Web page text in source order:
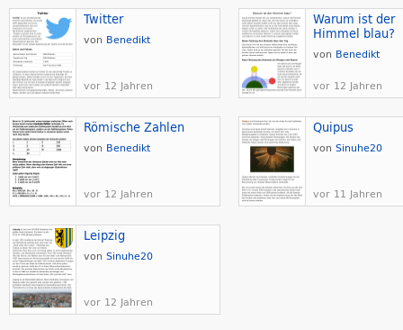
Twitter
von Benedikt
vor 12 Jahren
Warum ist der
Himmel blau?
von Benedikt
vor 12 Jahren
Römische Zahlen
von Benedikt
vor 12 Jahren
Quipus
von Sinuhe20
vor 11 Jahren
Leipzig
von Sinuhe20
vor 12 Jahren